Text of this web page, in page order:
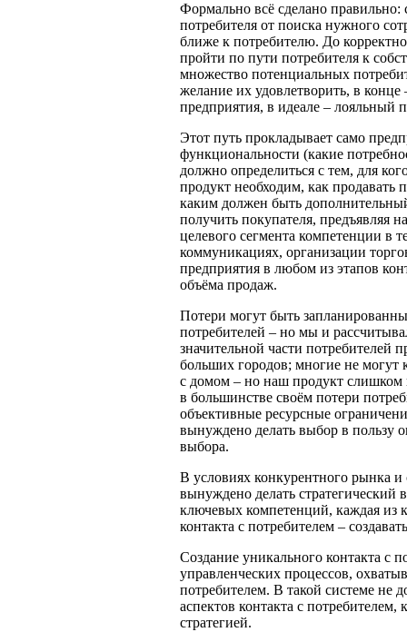
Формально всё сделано правильно:
потребителя от поиска нужного
ближе к потребителю. До
пройти по пути потребителя к
множество потенциальных
желание их удовлетворить, в
предприятия, в идеале – лояльный
Этот путь прокладывает само
функциональности (какие
должно определиться с тем, для
продукт необходим, как продавать
каким должен быть
получить покупателя, предъявляя
целевого сегмента компетенции в
коммуникациях, организации
предприятия в любом из этапов
объёма продаж.
Потери могут быть
потребителей – но мы и
значительной части потребителей
больших городов; многие не
с домом – но наш продукт слишком
в большинстве своём потери
объективные ресурсные
вынуждено делать выбор в пользу
выбора.
В условиях конкурентного рынка и
вынуждено делать стратегический
ключевых компетенций, каждая из
контакта с потребителем –
Создание уникального контакта с
управленческих процессов,
потребителем. В такой системе не
аспектов контакта с
стратегией.